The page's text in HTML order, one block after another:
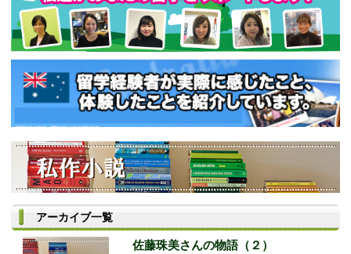
アーカイブ一覧
佐藤珠美さんの物語（２）